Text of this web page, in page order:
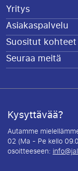
Yritys
Asiakaspalvelu
Suositut kohteet
Seuraa meitä
Kysyttävää?
Autamme
02 (Ma - Pe kello
osoitteeseen: